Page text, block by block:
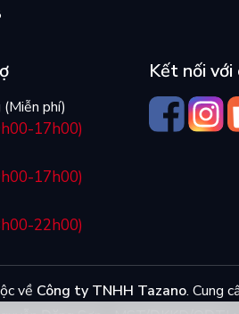
phí)
17h00)
17h00)
22h00)
Kết nối
về Công ty TNHH Tazano. Cung